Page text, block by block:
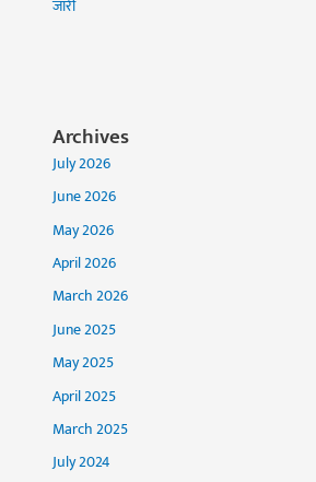
जारी
Archives
July 2026
June 2026
May 2026
April 2026
March 2026
June 2025
May 2025
April 2025
March 2025
July 2024